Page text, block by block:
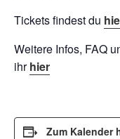
Tickets findest du
Weitere Infos, FAQ
ihrhier
Zum Kalender